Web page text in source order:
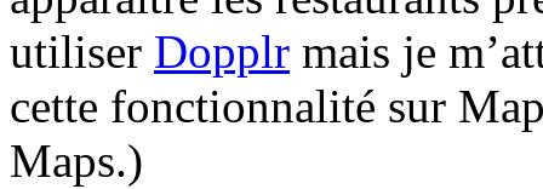
utiliser Dopplr mais je
cette fonctionnalité sur
Maps.)